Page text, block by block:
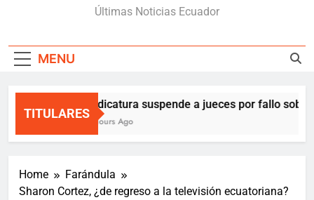
Últimas Noticias Ecuador
MENU
TITULARES
Judicatura suspende a jueces por fallo sobre
6 Hours Ago
Home
Farándula
Sharon Cortez, ¿de regreso a la televisión ecuatoriana?